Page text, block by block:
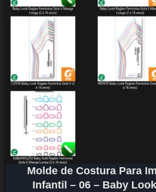
Molde de Costura Para
Infantil – 06 – Baby